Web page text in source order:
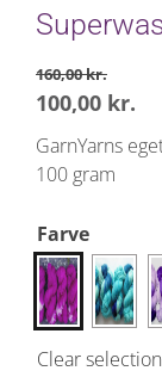
160,00kr.
Original
was:
160,00 kr..
100,00 kr.
is:
GarnYarns
100 gram
Farve
Clear selection